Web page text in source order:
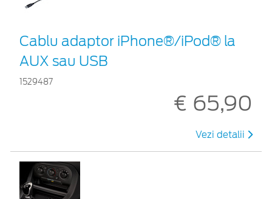
Cablu adaptor iPhone®/iPod® la
AUX sau USB
1529487
€ 65,90
Vezi detalii